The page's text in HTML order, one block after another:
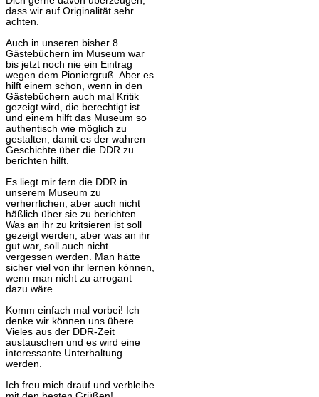
dass wir auf Originalität sehr
achten.
Auch in unseren bisher 8
Gästebüchern im Museum war
bis jetzt noch nie ein Eintrag
wegen dem Pioniergruß. Aber es
hilft einem schon, wenn in den
Gästebüchern auch mal Kritik
gezeigt wird, die berechtigt ist
und einem hilft das Museum so
authentisch wie möglich zu
gestalten, damit es der wahren
Geschichte über die DDR zu
berichten hilft.
Es liegt mir fern die DDR in
unserem Museum zu
verherrlichen, aber auch nicht
häßlich über sie zu berichten.
Was an ihr zu kritsieren ist soll
gezeigt werden, aber was an ihr
gut war, soll auch nicht
vergessen werden. Man hätte
sicher viel von ihr lernen können,
wenn man nicht zu arrogant
dazu wäre.
Komm einfach mal vorbei! Ich
denke wir können uns übere
Vieles aus der DDR-Zeit
austauschen und es wird eine
interessante Unterhaltung
werden.
Ich freu mich drauf und verbleibe